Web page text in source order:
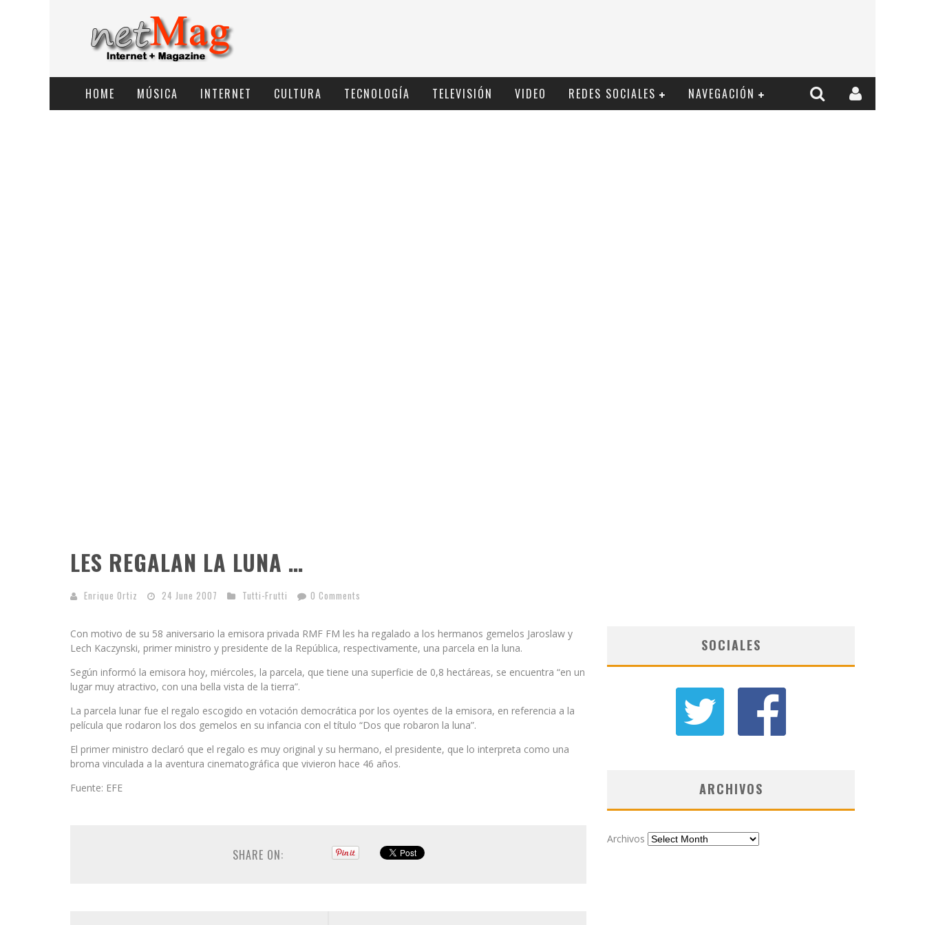
HOME MÚSICA INTERNET CULTURA TECNOLOGÍ­A TELEVISIÓN VIDEO REDES SOCIALES NAVEGACIÓN
LES REGALAN LA LUNA …
Enrique Ortiz 24 June 2007 Tutti-Frutti 0 Comments
Con motivo de su 58 aniversario la emisora privada RMF FM les ha regalado a los hermanos gemelos Jaroslaw y
Lech Kaczynski, primer ministro y presidente de la República, respectivamente, una parcela en la luna.
Según informó la emisora hoy, miércoles, la parcela, que tiene una superficie de 0,8 hectáreas, se encuentra “en un
lugar muy atractivo, con una bella vista de la tierra”.
La parcela lunar fue el regalo escogido en votación democrática por los oyentes de la emisora, en referencia a la
película que rodaron los dos gemelos en su infancia con el título “Dos que robaron la luna”.
El primer ministro declaró que el regalo es muy original y su hermano, el presidente, que lo interpreta como una
broma vinculada a la aventura cinematográfica que vivieron hace 46 años.
Fuente: EFE
SHARE ON:
SOCIALES
ARCHIVOS
Archivos